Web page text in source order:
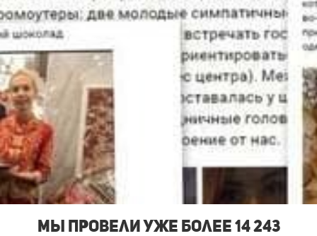
Мы Провели уже более 14 243